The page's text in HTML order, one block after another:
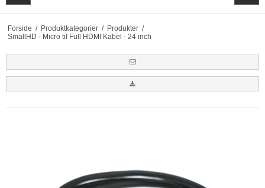
Forside / Produktkategorier / Produkter /
SmallHD - Micro til Full HDMI Kabel - 24 inch